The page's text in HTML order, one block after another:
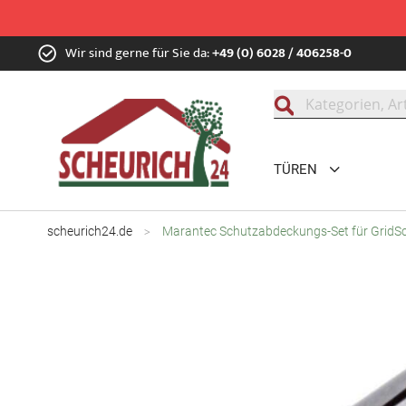
Zum
Inhalt Wir sind gerne für Sie da:+49 (0) 6028 / 406258-0
TÜREN
scheurich24.de Marantec Schutzabdeckungs-Set für